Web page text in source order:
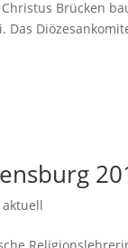
Brücken
aktuell